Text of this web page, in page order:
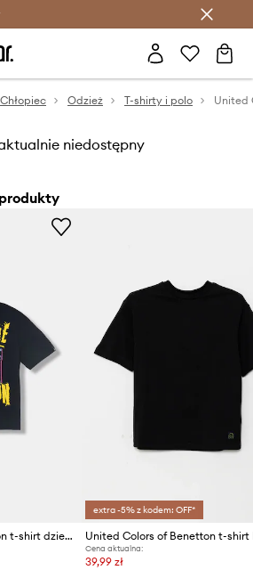
z Answear Club >
Chłopiec Odzież T-shirty i polo
niedostępny
United Colors of Benetton t-shirt dziecięcy bawełniany
extra -5% z kodem: OFF*
Cena aktualna:
39,99 zł